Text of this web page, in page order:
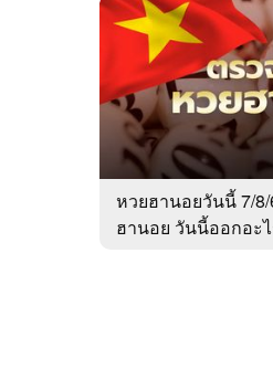
WeTV
รอบ
สัปดาห์
หมวด
สังคม
หวยฮานอยวันนี้ 7/
ฮานอย วันนี้ออกอะ